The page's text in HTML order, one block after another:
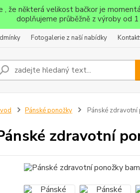
, že některá velikost bačkor je
doplňujeme průběžně z výroby od
Fotogalerie z naší nabídky
Pánské ponožky Pánské
zdravotní